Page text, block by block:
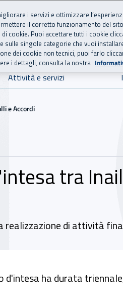
Attività e servizi
e Accordi
tra
realizzazione di attività
d'intesa ha durata
i servizi e ottimizzare
il corretto funzionamento del
Puoi accettare tutti i cookie
singole categorie che vuoi
dei cookie non tecnici, puoi farlo
i dettagli, consulta la nostra